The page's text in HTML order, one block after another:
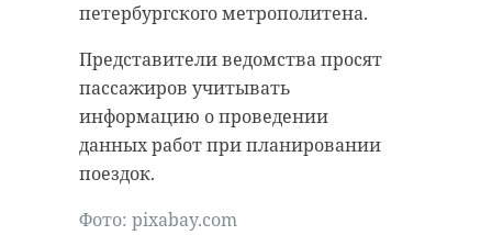
петербургского метрополитена.
Представители ведомства просят
пассажиров учитывать
информацию о проведении
данных работ при планировании
поездок.
Фото: pixabay.com
Сейчас расчищают рамы, снимают
старый слой краски.
Реставрируют уникальные
витражи в морском стиле.
утепление пенькой,
Руслан Семенченко мечтает,
чтобы историки-профессионалы
больше узнали о жизни Анны. В
этом году бельгийские архивы
летней давности и, может тогда,